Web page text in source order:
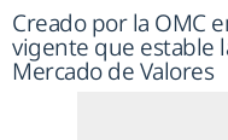
Creado por la OMC
vigente que estable
Mercado de Valores